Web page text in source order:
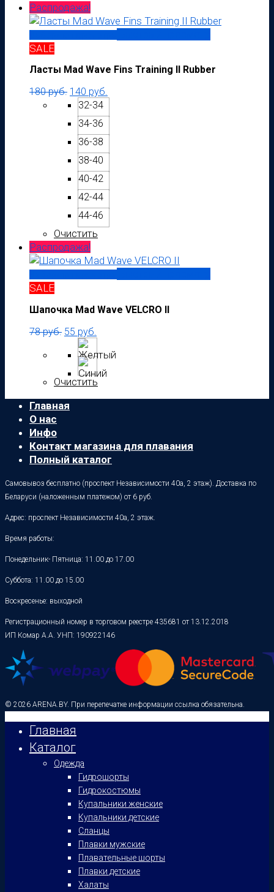
Распродажа!
SALE
Ласты Mad Wave Fins Training II Rubber
180руб. 140 руб.
32-34
34-36
36-38
38-40
40-42
42-44
44-46
Очистить
Распродажа!
SALE
Шапочка Mad Wave VELCRO II
78руб. 55 руб.
Очистить
Главная
О нас
Инфо
Контакт магазина для плавания
Полный каталог
Самовывоз бесплатно (проспект Независимости 40а, 2 этаж). Доставка по
Беларуси (наложенным платежом) от 6 руб.
Адрес: проспект Независимости 40а, 2 этаж.
Время работы:
Понедельник- Пятница: 11.00 до 17.00
Суббота: 11.00 до 15.00
Воскресенье: выходной
Регистрационный номер в торговом реестре 435681 от 13.12.2018
ИП Комар А.А. УНП: 190922146
© 2026 ARENA.BY. При перепечатке информации ссылка обязательна.
Главная
Каталог
Одежда
Гидрошорты
Гидрокостюмы
Купальники женские
Купальники детские
Сланцы
Плавки мужские
Плавательные шорты
Плавки детские
Халаты